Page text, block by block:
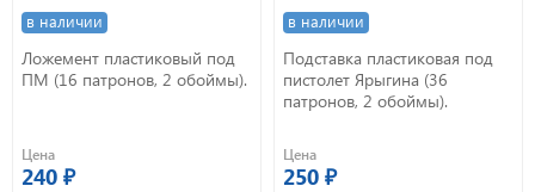
в наличии
Ложемент пластиковый под
ПМ (16 патронов, 2 обоймы).
Цена
240 ₽
в наличии
Подставка пластиковая под
пистолет Ярыгина (36
патронов, 2 обоймы).
Цена
250 ₽